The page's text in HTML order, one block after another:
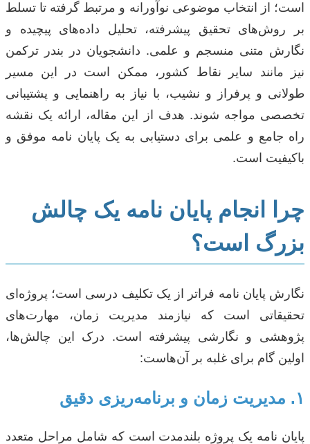
است؛ از انتخاب موضوعی نوآورانه و مرتبط گرفته تا تسلط
بر روش‌های تحقیق پیشرفته، تحلیل داده‌های پیچیده و
نگارش متنی منسجم و علمی. دانشجویان در بندر ترکمن
نیز مانند سایر نقاط کشور، ممکن است در این مسیر
طولانی و پرفراز و نشیب، با نیاز به راهنمایی و پشتیبانی
تخصصی مواجه شوند. هدف از این مقاله، ارائه یک نقشه
راه جامع و علمی برای دستیابی به یک پایان نامه موفق و
باکیفیت است.
چرا انجام پایان نامه یک چالش
بزرگ است؟
نگارش پایان نامه فراتر از یک تکلیف درسی است؛ پروژه‌ای
تحقیقاتی است که نیازمند مدیریت زمان، مهارت‌های
پژوهشی و نگارشی پیشرفته است. درک این چالش‌ها،
اولین گام برای غلبه بر آن‌هاست:
۱. مدیریت زمان و برنامه‌ریزی دقیق
پایان نامه یک پروژه بلندمدت است که شامل مراحل متعدد